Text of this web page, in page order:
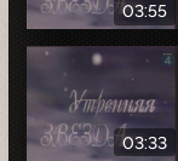
03:55
03:33